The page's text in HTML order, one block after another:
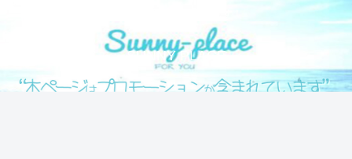
SUNNY PLACE